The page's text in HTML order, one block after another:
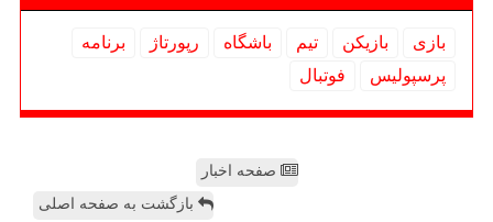
بازی بازیكن تیم باشگاه رپورتاژ
برنامه
پرسپولیس
فوتبال
صفحه اخبار
بازگشت به صفحه اصلی